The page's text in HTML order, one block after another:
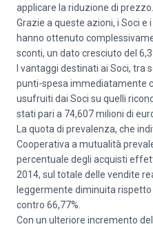
applicare la riduzione di prezzo.
Grazie a queste azioni, i Soci e
hanno ottenuto
sconti, un dato cresciuto del
I vantaggi destinati ai Soci, tra
punti-spesa immediatamente
usufruiti dai Soci su quelli
stati pari a 74,607 milioni di
La quota di prevalenza, che
Cooperativa a mutualità
percentuale degli acquisti
2014, sul totale delle vendite
leggermente diminuita rispetto
contro 66,77%.
Con un ulteriore incremento